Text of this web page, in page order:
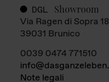
DGL Showroom
Via Ragen di Sopra
39031 Brunico
0039 0474 771510
Note legali